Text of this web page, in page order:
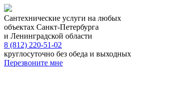
Сантехнические услуги на любых
объектах Санкт-Петербурга
и Ленинградской области
8 (812) 220-51-02
круглосуточно без обеда и выходных
Перезвоните мне